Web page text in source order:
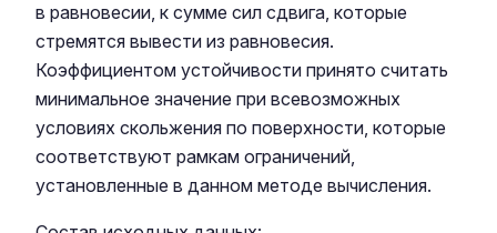
в равновесии, к сумме сил сдвига, которые
стремятся вывести из равновесия.
Коэффициентом устойчивости принято считать
минимальное значение при всевозможных
условиях скольжения по поверхности, которые
соответствуют рамкам ограничений,
установленные в данном методе вычисления.